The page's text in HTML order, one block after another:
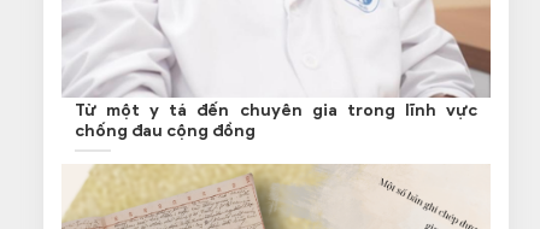
Từ một y tá đến chuyên gia trong lĩnh vực
chống đau cộng đồng